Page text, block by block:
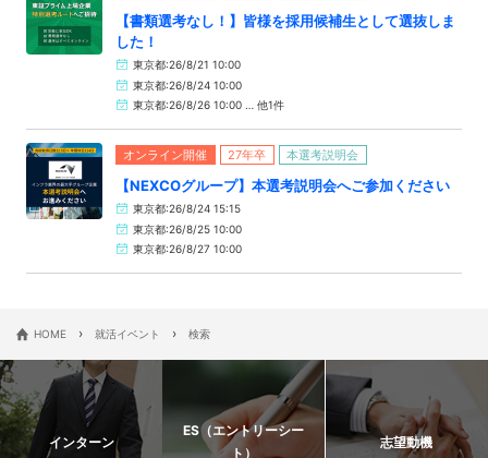
【書類選考なし！】皆様を採用候補生として選抜しま
した！
東京都:26/8/21 10:00
東京都:26/8/24 10:00
東京都:26/8/26 10:00 … 他1件
オンライン開催 27年卒 本選考説明会
【NEXCOグループ】本選考説明会へご参加ください
東京都:26/8/24 15:15
東京都:26/8/25 10:00
東京都:26/8/27 10:00
HOME › 就活イベント › 検索
インターン
ES（エントリーシー
ト）
志望動機